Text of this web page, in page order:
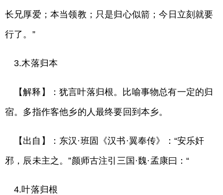
长兄厚爱；本当领教；只是归心似箭；今日立刻就要
行了。”
3.木落归本
【解释】：犹言叶落归根。比喻事物总有一定的归
宿。多指作客他乡的人最终要回到本乡。
【出自】：东汉·班固《汉书·翼奉传》：“安乐奸
邪，辰未主之。”颜师古注引三国·魏·孟康曰：“
4.叶落归根